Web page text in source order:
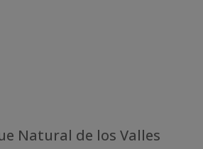
Natural de los Valles